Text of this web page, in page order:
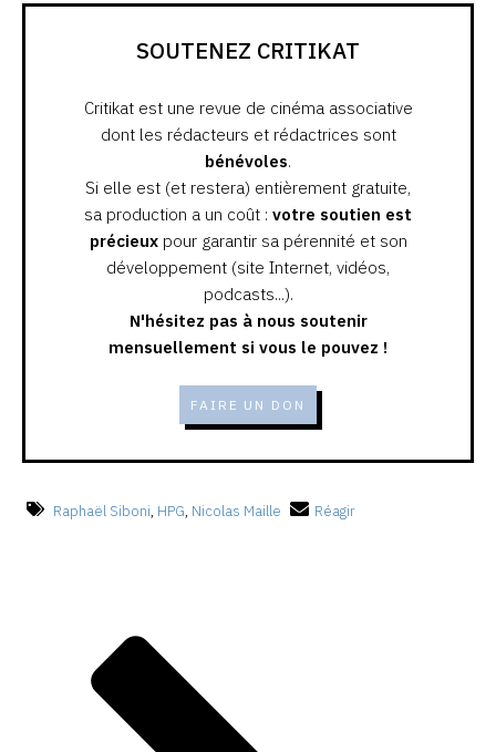
SOUTENEZ CRITIKAT
Critikat est une revue de cinéma associative
dont les rédacteurs et rédactrices sont
bénévoles.
Si elle est (et restera) entièrement gratuite,
sa production a un coût : votre soutien est
précieuxpour garantir sa pérennité et son
développement (site Internet, vidéos,
podcasts...).
N'hésitez pas à nous soutenir
mensuellement si vous le pouvez !
FAIRE UN DON
Raphaël Siboni, HPG, Nicolas Maille Réagir